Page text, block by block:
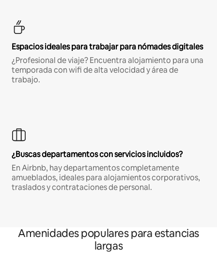
Espacios ideales para trabajar para nómades digitales
¿Profesional de viaje? Encuentra alojamiento para una
temporada con wifi de alta velocidad y área de
trabajo.
¿Buscas departamentos con servicios incluidos?
En Airbnb, hay departamentos completamente
amueblados, ideales para alojamientos corporativos,
traslados y contrataciones de personal.
Amenidades populares para estancias
largas